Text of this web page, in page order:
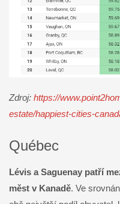
Zdroj: https://
estate/happiest-cities-
Québec
Lévis a Saguenay patří
měst v Kanadě. Ve